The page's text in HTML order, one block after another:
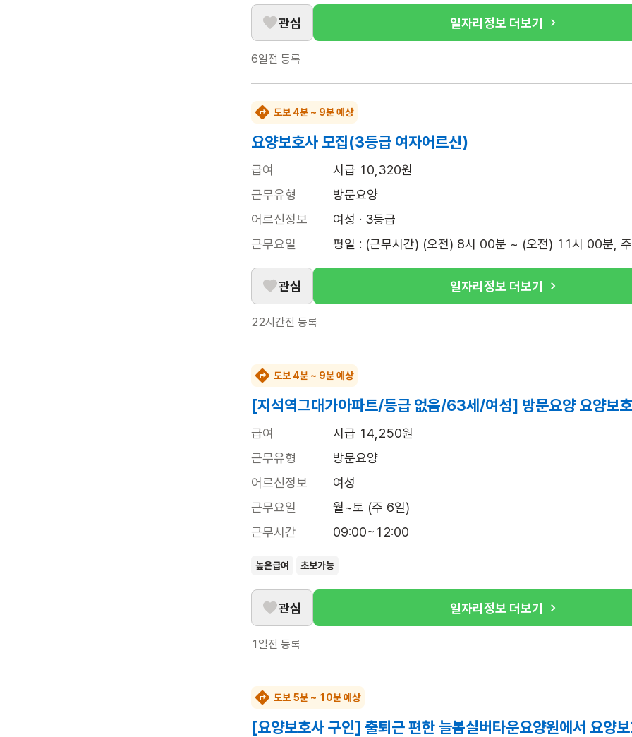
관심 일자리정보 더보기
6일전 등록
도보 4분 ~ 9분 예상
요양보호사 모집(3등급 여자어르신)
급여
시급 10,320원
근무유형
방문요양
어르신정보
여성 · 3등급
근무요일
평일 : (근무시간) (오전) 8시 00분 ~ (오전) 11시 00분,
관심 일자리정보 더보기
22시간전 등록
도보 4분 ~ 9분 예상
[지석역그대가아파트/등급 없음/63세/여성] 방문요양 요양보
급여
시급 14,250원
근무유형
방문요양
어르신정보
여성
근무요일
월~토 (주 6일)
근무시간
09:00~12:00
높은급여 초보가능
관심 일자리정보 더보기
1일전 등록
도보 5분 ~ 10분 예상
[요양보호사 구인] 출퇴근 편한 늘봄실버타운요양원에서 요양